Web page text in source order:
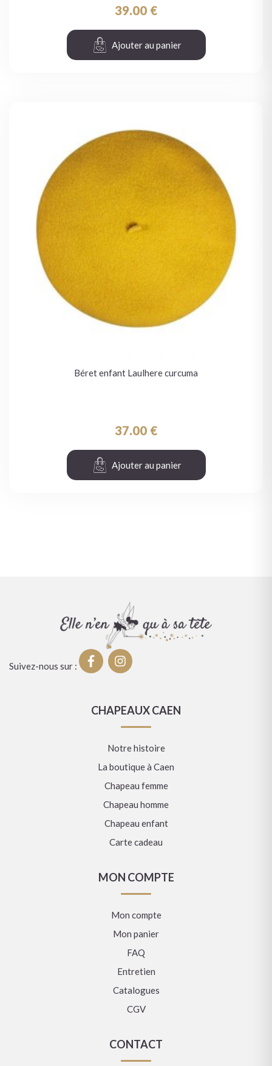
39.00 €
Ajouter au panier
Béret enfant Laulhere curcuma
37.00 €
Ajouter au panier
Suivez-nous sur :
CHAPEAUX CAEN
Notre histoire
La boutique à Caen
Chapeau femme
Chapeau homme
Chapeau enfant
Carte cadeau
MON COMPTE
Mon compte
Mon panier
FAQ
Entretien
Catalogues
CGV
CONTACT